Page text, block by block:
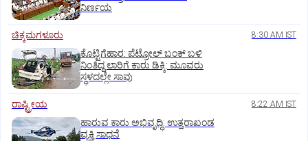
ನಿರ್ಣಯ
ಚಿಕ್ಕಮಗಳೂರು 8:30 AM IST
ಕೊಟ್ಟಿಗೆಹಾರ: ಪೆಟ್ರೋಲ್ ಬಂಕ್ ಬಳಿ
ನಿಂತಿದ್ದ ಲಾರಿಗೆ ಕಾರು ಡಿಕ್ಕಿ: ಮೂವರು
ಸ್ಥಳದಲ್ಲೇ ಸಾವು
ರಾಷ್ಟ್ರೀಯ 8:22 AM IST
ಹಾರುವ ಕಾರು ಅಭಿವೃದ್ಧಿ: ಉತ್ತರಾಖಂಡ
ವ್ಯಕ್ತಿ ಸಾಧನೆ